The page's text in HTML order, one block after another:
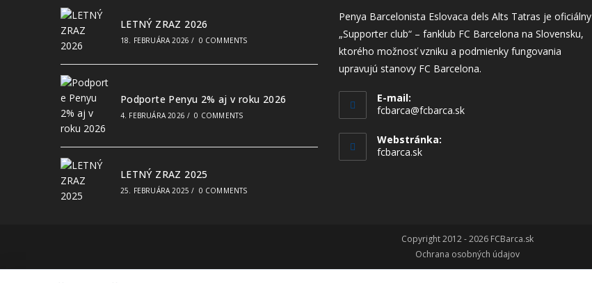
LETNÝ ZRAZ 2026
18. FEBRUÁRA 2026 / 0 COMMENTS
Podporte Penyu 2% aj v roku 2026
4. FEBRUÁRA 2026 / 0 COMMENTS
LETNÝ ZRAZ 2025
25. FEBRUÁRA 2025 / 0 COMMENTS
Penya Barcelonista Eslovaca dels Alts Tatras je oficiálny
„Supporter club“ – fanklub FC Barcelona na Slovensku,
ktorého možnosť vzniku a podmienky fungovania
upravujú stanovy FC Barcelona.
E-mail:
fcbarca@fcbarca.sk
Webstránka:
fcbarca.sk
Copyright 2012 - 2026 FCBarca.sk
Ochrana osobných údajov